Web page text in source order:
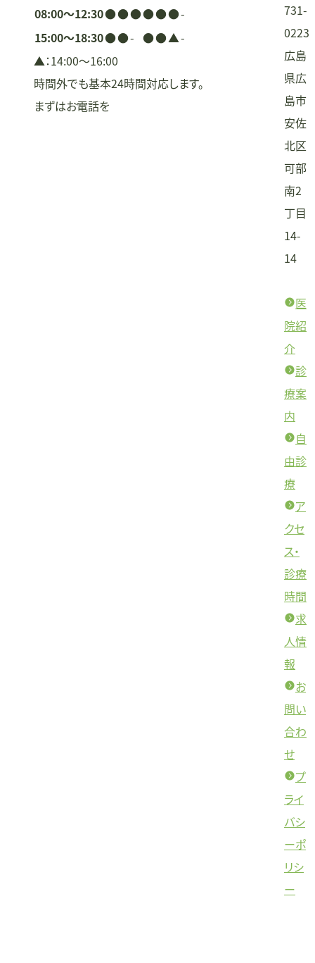
08:00〜12:30●●●●●●-
15:00〜18:30●●- ●●▲-
▲：14:00〜16:00
時間外でも基本24時間対応します。
まずはお電話を
731-
0223
広島
県広
島市
安佐
北区
可部
南2
丁目
14-
14
医
院紹
介
診
療案
内
自
由診
療
ア
クセ
ス・
診療
時間
求
人情
報
お
問い
合わ
せ
プ
ライ
バシ
ーポ
リシ
ー